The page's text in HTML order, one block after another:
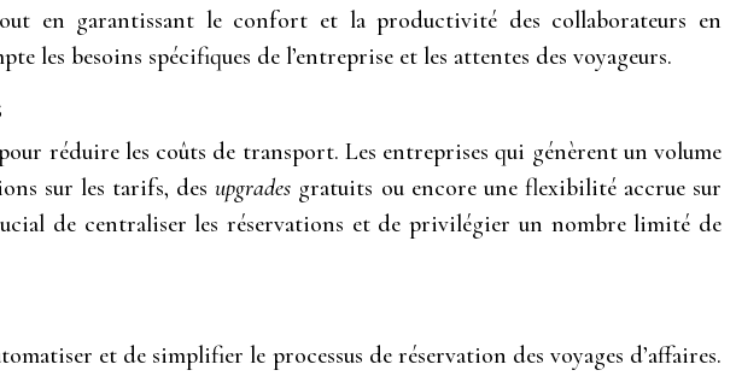
en garantissant le confort et la productivité des collaborateurs en
besoins spécifiques de l’entreprise et les attentes des voyageurs.
réduire les coûts de transport. Les entreprises qui génèrent un volume
sur les tarifs, desupgrades gratuits ou encore une flexibilité accrue sur
de centraliser les réservations et de privilégier un nombre limité de
et de simplifier le processus de réservation des voyages d’affaires.